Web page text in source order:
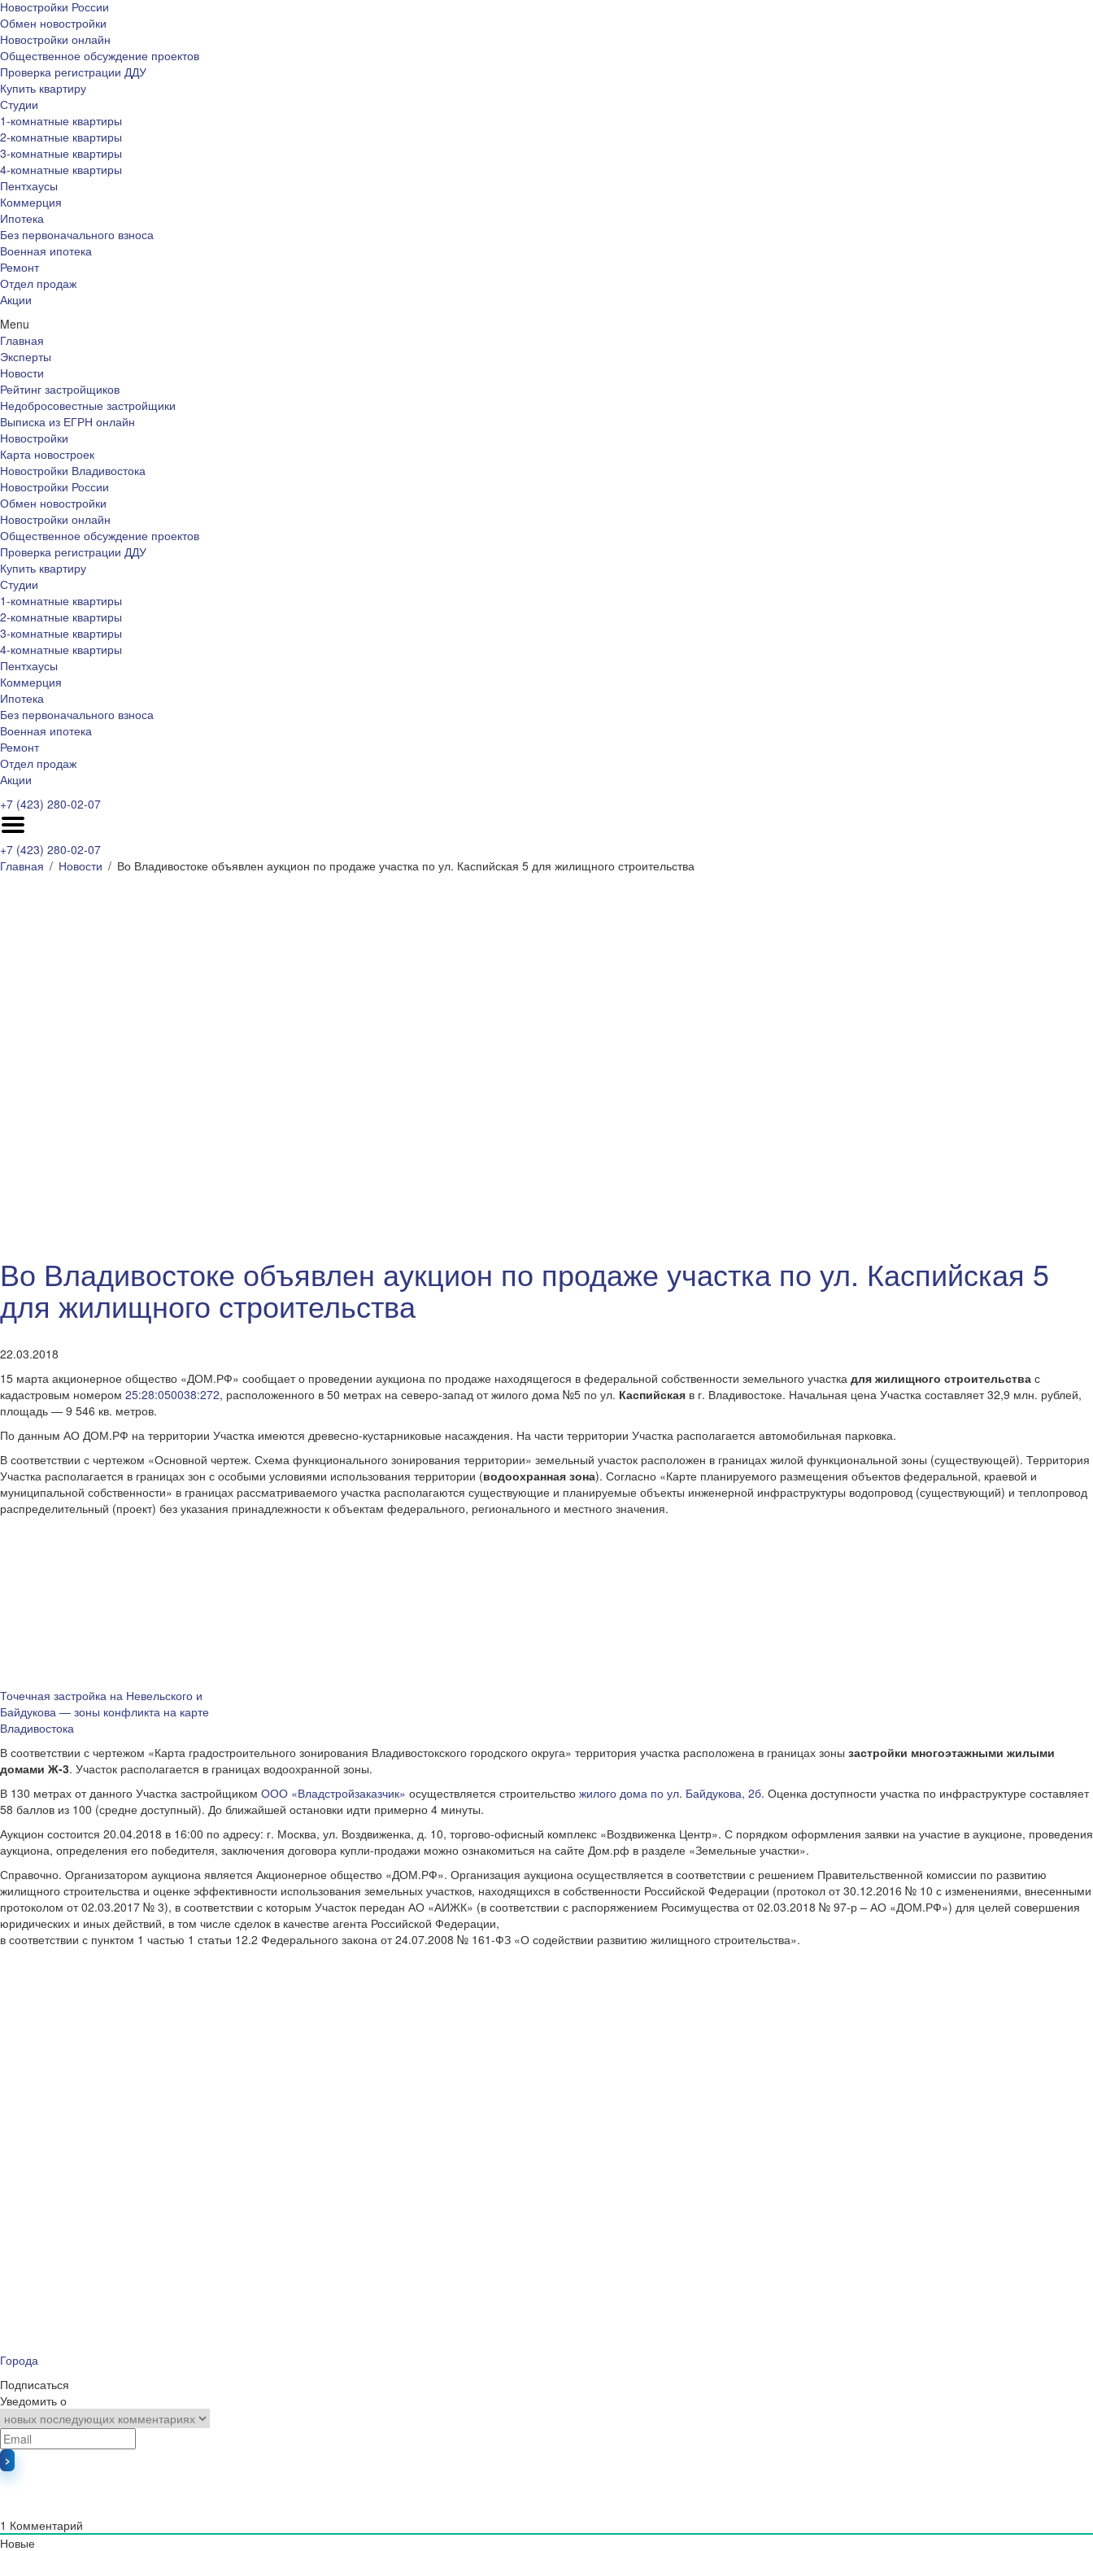
Новостройки России
Обмен новостройки
Новостройки онлайн
Общественное обсуждение проектов
Проверка регистрации ДДУ
Купить квартиру
Студии
1-комнатные квартиры
2-комнатные квартиры
3-комнатные квартиры
4-комнатные квартиры
Пентхаусы
Коммерция
Ипотека
Без первоначального взноса
Военная ипотека
Ремонт
Отдел продаж
Акции
Menu
Главная
Эксперты
Новости
Рейтинг застройщиков
Недобросовестные застройщики
Выписка из ЕГРН онлайн
Новостройки
Карта новостроек
Новостройки Владивостока
Новостройки России
Обмен новостройки
Новостройки онлайн
Общественное обсуждение проектов
Проверка регистрации ДДУ
Купить квартиру
Студии
1-комнатные квартиры
2-комнатные квартиры
3-комнатные квартиры
4-комнатные квартиры
Пентхаусы
Коммерция
Ипотека
Без первоначального взноса
Военная ипотека
Ремонт
Отдел продаж
Акции
+7 (423) 280-02-07
+7 (423) 280-02-07
Главная
Новости Во Владивостоке объявлен аукцион по продаже участка по ул. Каспийская 5 для жилищного строительства
Во Владивостоке объявлен аукцион по продаже участка по ул. Каспийская 5
для жилищного строительства
22.03.2018
15 марта акционерное общество «ДОМ.РФ» сообщает о проведении аукциона по продаже находящегося в федеральной собственности земельного участка для жилищного строительства с
кадастровым номером 25:28:050038:272, расположенного в 50 метрах на северо-запад от жилого дома №5 по ул. Каспийская в г. Владивостоке. Начальная цена Участка составляет 32,9 млн. рублей,
площадь — 9 546 кв. метров.
По данным АО ДОМ.РФ на территории Участка имеются древесно-кустарниковые насаждения. На части территории Участка располагается автомобильная парковка.
В соответствии с чертежом «Основной чертеж. Схема функционального зонирования территории» земельный участок расположен в границах жилой функциональной зоны (существующей). Территория
Участка располагается в границах зон с особыми условиями использования территории (водоохранная зона). Согласно «Карте планируемого размещения объектов федеральной, краевой и
муниципальной собственности» в границах рассматриваемого участка располагаются существующие и планируемые объекты инженерной инфраструктуры водопровод (существующий) и теплопровод
распределительный (проект) без указания принадлежности к объектам федерального, регионального и местного значения.
Точечная застройка на Невельского и
Байдукова — зоны конфликта на карте
Владивостока
В соответствии с чертежом «Карта градостроительного зонирования Владивостокского городского округа» территория участка расположена в границах зоны застройки многоэтажными жилыми
домами Ж-3. Участок располагается в границах водоохранной зоны.
В 130 метрах от данного Участка застройщиком ООО «Владстройзаказчик» осуществляется строительство жилого дома по ул. Байдукова, 2б. Оценка доступности участка по инфраструктуре составляет
58 баллов из 100 (средне доступный). До ближайшей остановки идти примерно 4 минуты.
Аукцион состоится 20.04.2018 в 16:00 по адресу: г. Москва, ул. Воздвиженка, д. 10, торгово-офисный комплекс «Воздвиженка Центр». С порядком оформления заявки на участие в аукционе, проведения
аукциона, определения его победителя, заключения договора купли-продажи можно ознакомиться на сайте Дом.рф в разделе «Земельные участки».
Справочно. Организатором аукциона является Акционерное общество «ДОМ.РФ». Организация аукциона осуществляется в соответствии с решением Правительственной комиссии по развитию
жилищного строительства и оценке эффективности использования земельных участков, находящихся в собственности Российской Федерации (протокол от 30.12.2016 № 10 с изменениями, внесенными
протоколом от 02.03.2017 № 3), в соответствии с которым Участок передан АО «АИЖК» (в соответствии с распоряжением Росимущества от 02.03.2018 № 97-р – АО «ДОМ.РФ») для целей совершения
юридических и иных действий, в том числе сделок в качестве агента Российской Федерации,
в соответствии с пунктом 1 частью 1 статьи 12.2 Федерального закона от 24.07.2008 № 161-ФЗ «О содействии развитию жилищного строительства».
Города
Подписаться
Уведомить о
1 Комментарий
Новые